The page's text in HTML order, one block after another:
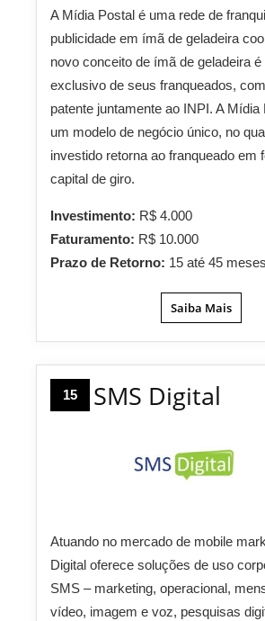
A Mídia Postal é uma rede de
publicidade em ímã de geladeira
novo conceito de ímã de geladeira é
exclusivo de seus franqueados,
patente juntamente ao INPI. A
um modelo de negócio único, no
investido retorna ao franqueado em
capital de giro.
Investimento: R$ 4.000
Faturamento: R$ 10.000
Prazo de Retorno: 15 até 45 meses
Saiba Mais
15 SMS Digital
Atuando no mercado de mobile
Digital oferece soluções de uso
SMS – marketing, operacional,
vídeo, imagem e voz, pesquisas